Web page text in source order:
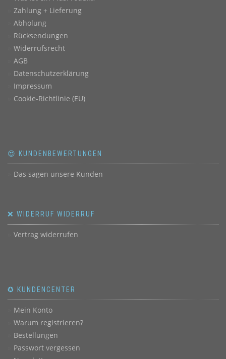
Zahlung + Lieferung
Abholung
Rücksendungen
Widerrufsrecht
AGB
Datenschutzerklärung
Impressum
Cookie-Richtlinie (EU)
😍 KUNDENBEWERTUNGEN
Das sagen unsere Kunden
❌ WIDERRUF WIDERRUF
Vertrag widerrufen
✪ KUNDENCENTER
Mein Konto
Warum registrieren?
Bestellungen
Passwort vergessen